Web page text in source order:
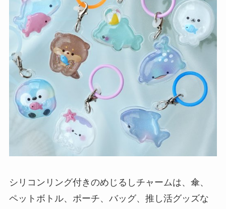
シリコンリング付きのめじるしチャームは、傘、
ペットボトル、ポーチ、バッグ、推し活グッズな